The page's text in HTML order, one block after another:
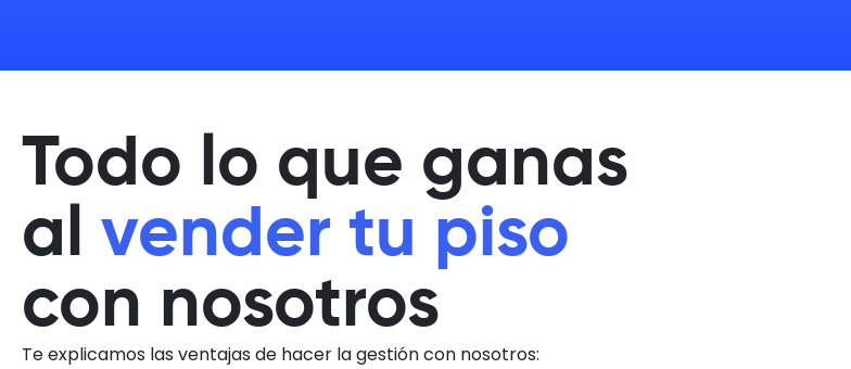
Todo lo que ganas
al vender tu piso
con nosotros
Te explicamos las ventajas de hacer la gestión con nosotros: